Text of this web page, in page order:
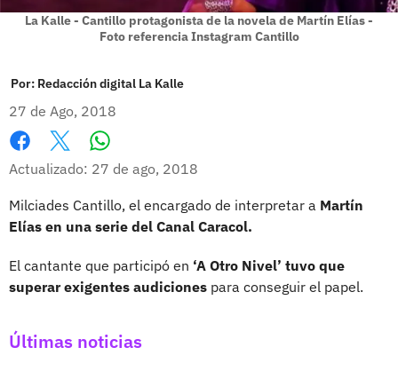
La Kalle - Cantillo protagonista de la novela de Martín Elías -
Foto referencia Instagram Cantillo
Por: Redacción digital La Kalle
27 de Ago, 2018
Facebook
X
Actualizado: 27 de ago, 2018
Milciades Cantillo, el encargado de interpretar a Martín
Elías en una serie del Canal Caracol.
El cantante que participó en ‘A Otro Nivel’ tuvo que
superar exigentes audiciones para conseguir el papel.
Últimas noticias